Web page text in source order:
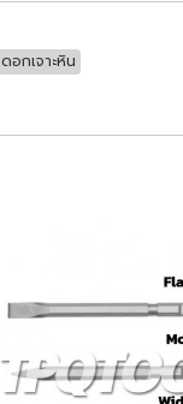
กเจาะหิน